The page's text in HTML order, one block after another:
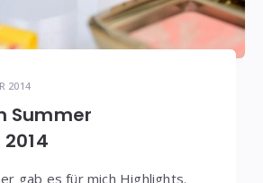
2014
Summer
gab es für mich Highlights.